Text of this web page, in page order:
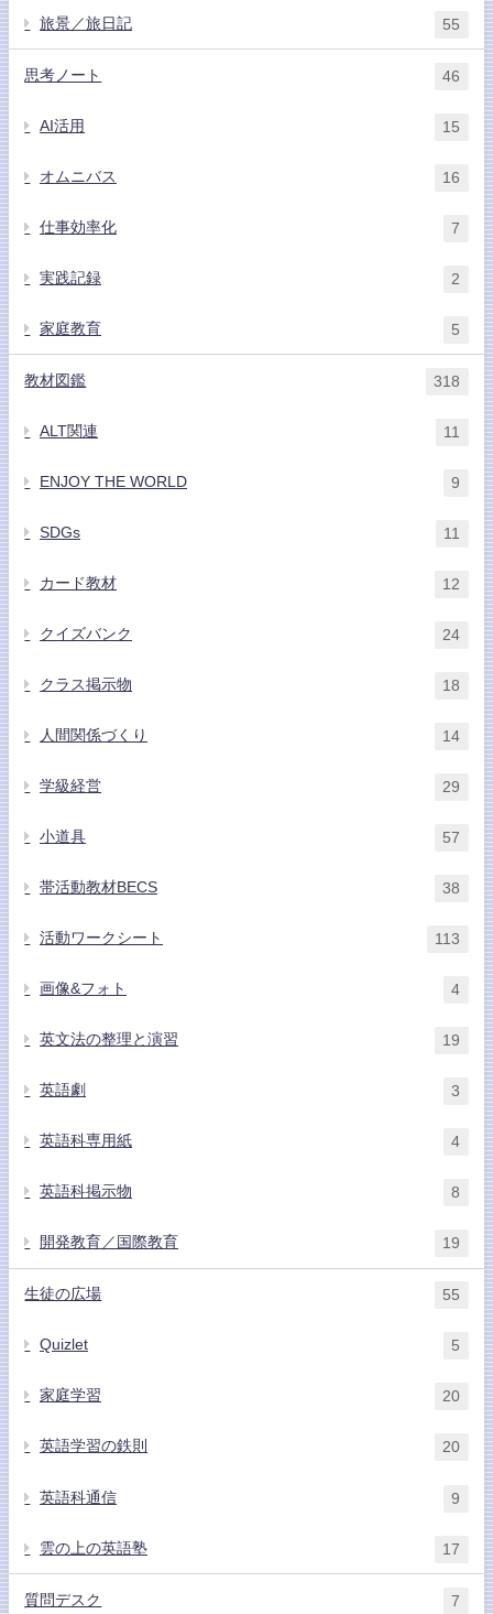
旅景／旅日記 55
思考ノート 46
AI活用 15
オムニバス 16
仕事効率化 7
実践記録 2
家庭教育 5
教材図鑑 318
ALT関連 11
ENJOY THE WORLD 9
SDGs 11
カード教材 12
クイズバンク 24
クラス掲示物 18
人間関係づくり 14
学級経営 29
小道具 57
帯活動教材BECS 38
活動ワークシート 113
画像&フォト 4
英文法の整理と演習 19
英語劇 3
英語科専用紙 4
英語科掲示物 8
開発教育／国際教育 19
生徒の広場 55
Quizlet 5
家庭学習 20
英語学習の鉄則 20
英語科通信 9
雲の上の英語塾 17
質問デスク 7